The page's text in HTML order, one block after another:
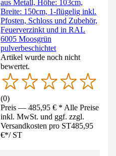
aus Metall, Höhe: 103cm,
Breite: 150cm, 1-flügelig inkl.
Pfosten, Schloss und Zubehör,
Feuerverzinkt und in RAL
6005 Moosgrün
pulverbeschichtet
Artikel wurde noch nicht
bewertet.
(0)
Preis — 485,95 € * Alle Preise
inkl. MwSt. und ggf. zzgl.
Versandkosten pro ST485,95
€*/ ST